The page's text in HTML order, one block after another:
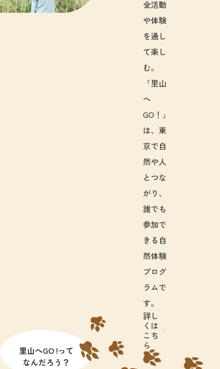
全活動
や体験
を通し
て楽し
む。
「里山
へ
GO！」
は、東
京で自
然や人
とつな
がり、
誰でも
参加で
きる自
然体験
プログ
ラムで
す。
詳し
くは
こち
ら
里山へGO !って
なんだろう？